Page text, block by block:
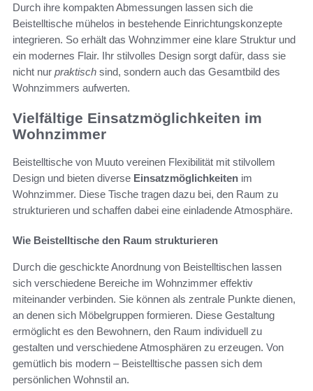
Durch ihre kompakten Abmessungen lassen sich die
Beistelltische mühelos in bestehende Einrichtungskonzepte
integrieren. So erhält das Wohnzimmer eine klare Struktur und
ein modernes Flair. Ihr stilvolles Design sorgt dafür, dass sie
nicht nur praktisch sind, sondern auch das Gesamtbild des
Wohnzimmers aufwerten.
Vielfältige Einsatzmöglichkeiten im
Wohnzimmer
Beistelltische von Muuto vereinen Flexibilität mit stilvollem
Design und bieten diverse Einsatzmöglichkeiten im
Wohnzimmer. Diese Tische tragen dazu bei, den Raum zu
strukturieren und schaffen dabei eine einladende Atmosphäre.
Wie Beistelltische den Raum strukturieren
Durch die geschickte Anordnung von Beistelltischen lassen
sich verschiedene Bereiche im Wohnzimmer effektiv
miteinander verbinden. Sie können als zentrale Punkte dienen,
an denen sich Möbelgruppen formieren. Diese Gestaltung
ermöglicht es den Bewohnern, den Raum individuell zu
gestalten und verschiedene Atmosphären zu erzeugen. Von
gemütlich bis modern – Beistelltische passen sich dem
persönlichen Wohnstil an.